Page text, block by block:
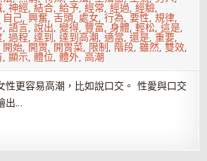
,神經,結合,給予,經常,經過,經驗,
自己,興奮,舌頭,處女,行為,要性,規律,
,語言,說出,變得, 豐富,身體,輕松,這是,
,過程,達到,達到高潮,適當,還是,重要,
開始, 開胃, 開胃菜, 限制, 階段,雖然,雙效,
,顯示,體位,體外,高潮
性更容易高潮，比如說口交。 性愛與口交
出…